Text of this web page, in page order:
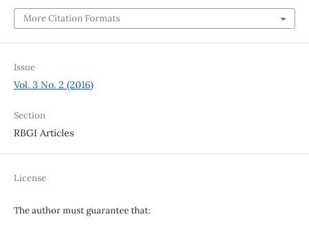
More Citation Formats
Issue
Vol. 3 No. 2 (2016)
Section
RBGI Articles
License
The author must guarantee that: